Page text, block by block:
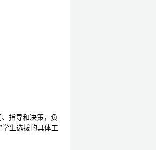
指导和决策，负
学生选拔的具体工